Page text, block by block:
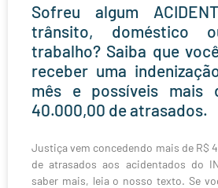
Sofreu algum
trânsito, doméstico
trabalho? Saiba que
receber uma
mês e possíveis mais
40.000,00 de atrasados.
Justiça vem concedendo mais de R$
de atrasados aos acidentados do
saber mais, leia o nosso texto. Se